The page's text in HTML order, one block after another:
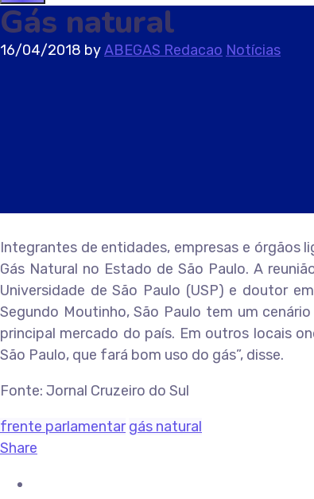
Gás natural
16/04/2018 byABEGAS Redacao Notícias
Integrantes de entidades, empresas e órgãos
Gás Natural no Estado de São Paulo. A
Universidade de São Paulo (USP) e doutor
Segundo Moutinho, São Paulo tem um
principal mercado do país. Em outros locais
São Paulo, que fará bom uso do gás”, disse.
Fonte: Jornal Cruzeiro do Sul
frente parlamentar gás natural
Share